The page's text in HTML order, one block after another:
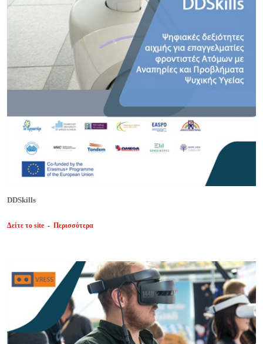
DDSkills
Δείτε το site - Περισσότερα